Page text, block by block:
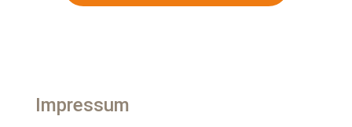
Impressum